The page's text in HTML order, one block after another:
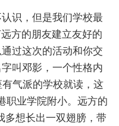
识，但是我们学校最
方的朋友建立友好的
过这次的活动和你交
叫邓影，一个性格内
气派的学校就读，这
职业学院附小。远方的
多想长出一双翅膀，带